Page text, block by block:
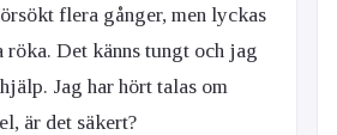
flera gånger, men lyckas
röka. Det känns tungt och jag
Jag har hört talas om
är det säkert?